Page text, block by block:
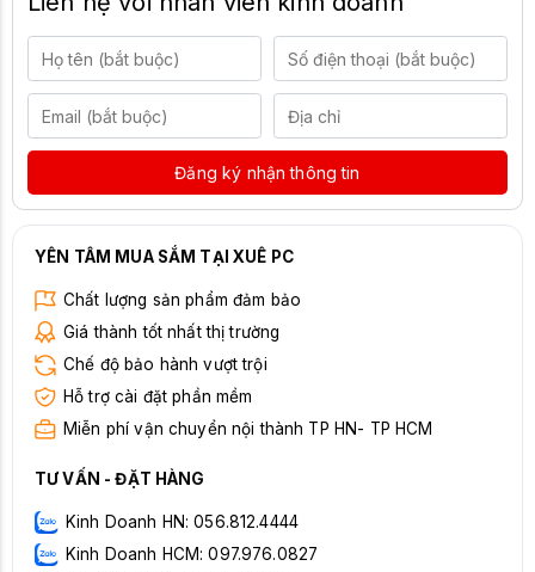
Đăng ký nhận thông tin
YÊN TÂM MUA SẮM TẠI XUÊ PC
Chất lượng sản phẩm đảm bảo
Giá thành tốt nhất thị trường
Chế độ bảo hành vượt trội
Hỗ trợ cài đặt phần mềm
Miễn phí vận chuyển nội thành TP HN- TP HCM
TƯ VẤN - ĐẶT HÀNG
Kinh Doanh HN: 056.812.4444
Kinh Doanh HCM: 097.976.0827